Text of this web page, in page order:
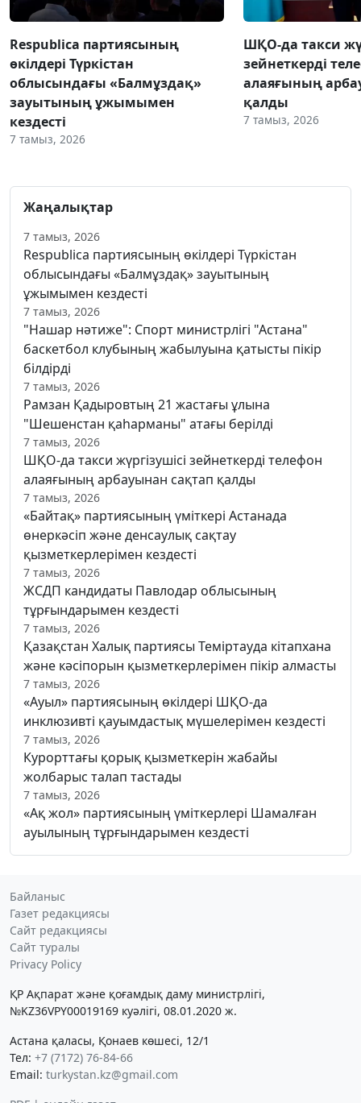
Respublica партиясының
өкілдері Түркістан
облысындағы «Балмұздақ»
зауытының ұжымымен
кездесті
7 тамыз, 2026
ШҚО-да такси
зейнеткерді
алаяғының
қалды
7 тамыз, 2026
Жаңалықтар
7 тамыз, 2026
Respublica партиясының өкілдері Түркістан
облысындағы «Балмұздақ» зауытының
ұжымымен кездесті
7 тамыз, 2026
"Нашар нәтиже": Спорт министрлігі "Астана"
баскетбол клубының жабылуына қатысты пікір
білдірді
7 тамыз, 2026
Рамзан Қадыровтың 21 жастағы ұлына
"Шешенстан қаһарманы" атағы берілді
7 тамыз, 2026
ШҚО-да такси жүргізушісі зейнеткерді телефон
алаяғының арбауынан сақтап қалды
7 тамыз, 2026
«Байтақ» партиясының үміткері Астанада
өнеркәсіп және денсаулық сақтау
қызметкерлерімен кездесті
7 тамыз, 2026
ЖСДП кандидаты Павлодар облысының
тұрғындарымен кездесті
7 тамыз, 2026
Қазақстан Халық партиясы Теміртауда кітапхана
және кәсіпорын қызметкерлерімен пікір алмасты
7 тамыз, 2026
«Ауыл» партиясының өкілдері ШҚО-да
инклюзивті қауымдастық мүшелерімен кездесті
7 тамыз, 2026
Курорттағы қорық қызметкерін жабайы
жолбарыс талап тастады
7 тамыз, 2026
«Ақ жол» партиясының үміткерлері Шамалған
ауылының тұрғындарымен кездесті
Байланыс
Газет редакциясы
Сайт редакциясы
Сайт туралы
Privacy Policy
ҚР Ақпарат және қоғамдық даму министрлігі,
№KZ36VPY00019169 куәлігі, 08.01.2020 ж.
Астана қаласы, Қонаев көшесі, 12/1
Тел: +7 (7172) 76-84-66
Email: turkystan.kz@gmail.com